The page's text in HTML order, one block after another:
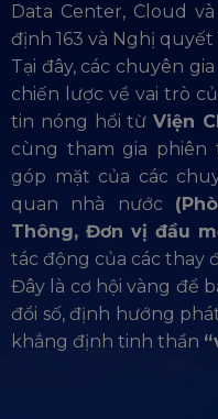
Data Center, Cloud
định 163 và Nghị quyết
Tại đây, các chuyên
chiến lược về vai trò
tin nóng hổi từViện
cùng tham gia phiên
góp mặt của các
quan nhà nước
Thông, Đơn vị đầu
tác động của các thay
Đây là cơ hội vàng để
đổi số, định hướng
khẳng định tinh thần